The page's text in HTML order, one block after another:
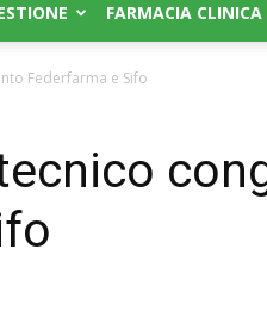
FARMACIA CLINICA
Federfarma e Sifo